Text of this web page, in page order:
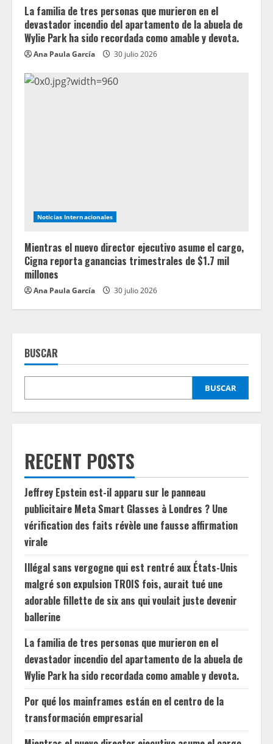
La familia de tres personas que murieron en el
devastador incendio del apartamento de la abuela de
Wylie Park ha sido recordada como amable y devota.
Ana Paula García 30 julio 2026
Noticias Internacionales
Mientras el nuevo director ejecutivo asume el cargo,
Cigna reporta ganancias trimestrales de $1.7 mil
millones
Ana Paula García 30 julio 2026
BUSCAR
BUSCAR
RECENT POSTS
Jeffrey Epstein est-il apparu sur le panneau
publicitaire Meta Smart Glasses à Londres ? Une
vérification des faits révèle une fausse affirmation
virale
Illégal sans vergogne qui est rentré aux États-Unis
malgré son expulsion TROIS fois, aurait tué une
adorable fillette de six ans qui voulait juste devenir
ballerine
La familia de tres personas que murieron en el
devastador incendio del apartamento de la abuela de
Wylie Park ha sido recordada como amable y devota.
Por qué los mainframes están en el centro de la
transformación empresarial